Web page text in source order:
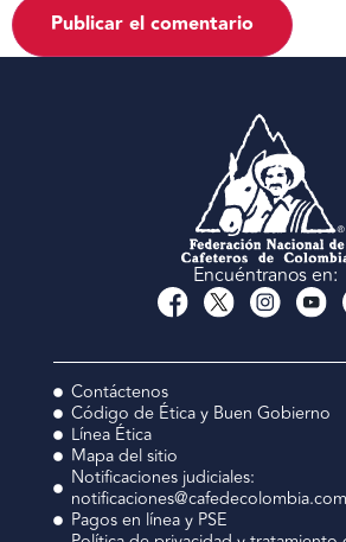
Encuéntranos en:
Contáctenos
Código de Ética y Buen Gobierno
Línea Ética
Mapa del sitio
Notificaciones judiciales:
notificaciones@cafedecolombia.com
Pagos en línea y PSE